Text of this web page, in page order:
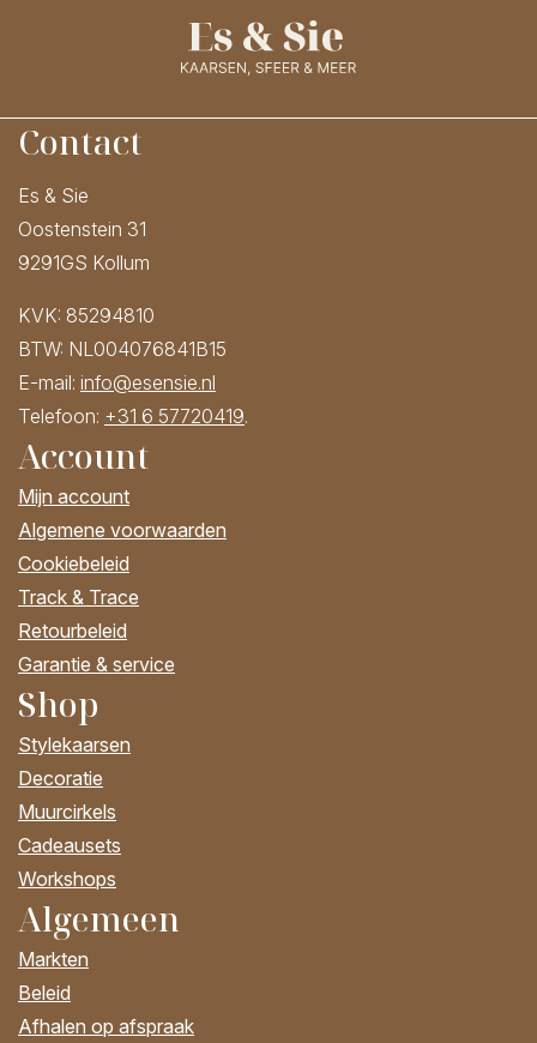
Contact
Es & Sie
Oostenstein 31
9291GS Kollum
KVK: 85294810
BTW: NL004076841B15
E-mail: info@esensie.nl
Telefoon: +31 6 57720419.
Account
Mijn account
Algemene voorwaarden
Cookiebeleid
Track & Trace
Retourbeleid
Garantie & service
Shop
Stylekaarsen
Decoratie
Muurcirkels
Cadeausets
Workshops
Algemeen
Markten
Beleid
Afhalen op afspraak